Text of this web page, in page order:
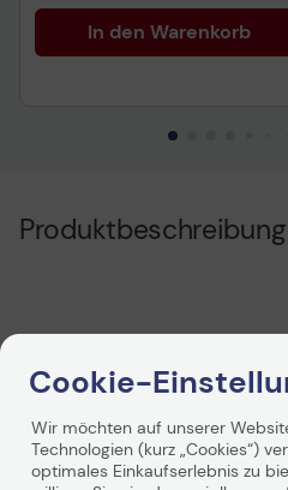
In den Warenkorb
Produktbeschreibung
Technische Daten
Cookie-
Wir möchten auf unserer
Technologien (kurz „Cookies“)
optimales Einkaufserlebnis zu